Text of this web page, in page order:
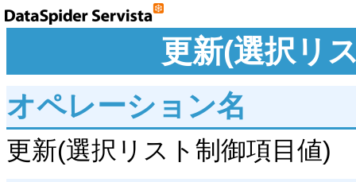
更新(選択リ
オペレーション名
更新(選択リスト制御項目値)